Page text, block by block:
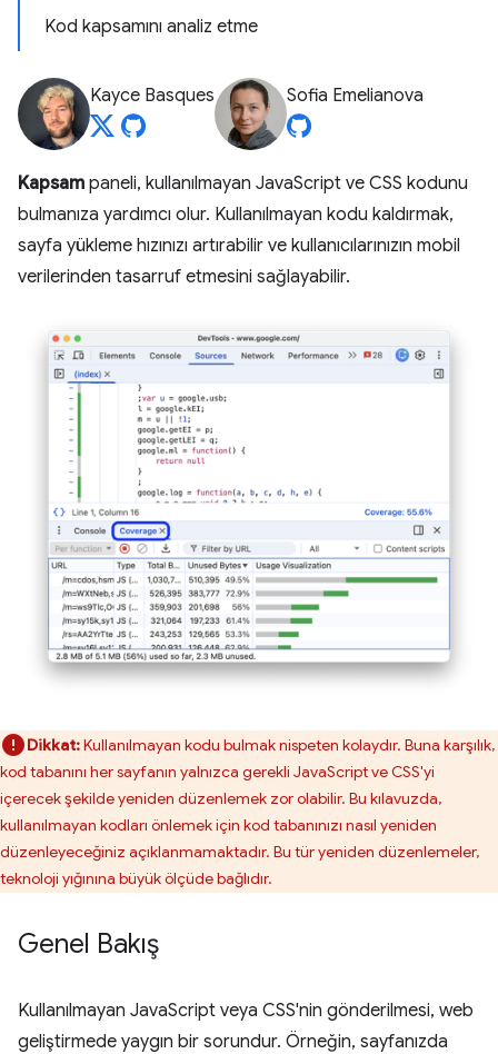
Kod kapsamını analiz etme
Kayce Basques Sofia Emelianova
Kapsam paneli, kullanılmayan JavaScript ve CSS kodunu
bulmanıza yardımcı olur. Kullanılmayan kodu kaldırmak,
sayfa yükleme hızınızı artırabilir ve kullanıcılarınızın mobil
verilerinden tasarruf etmesini sağlayabilir.
Dikkat:Kullanılmayan kodu bulmak nispeten kolaydır. Buna karşılık,
kod tabanını her sayfanın yalnızca gerekli JavaScript ve CSS'yi
içerecek şekilde yeniden düzenlemek zor olabilir. Bu kılavuzda,
kullanılmayan kodları önlemek için kod tabanınızı nasıl yeniden
düzenleyeceğiniz açıklanmamaktadır. Bu tür yeniden düzenlemeler,
teknoloji yığınına büyük ölçüde bağlıdır.
Genel Bakış
Kullanılmayan JavaScript veya CSS'nin gönderilmesi, web
geliştirmede yaygın bir sorundur. Örneğin, sayfanızda